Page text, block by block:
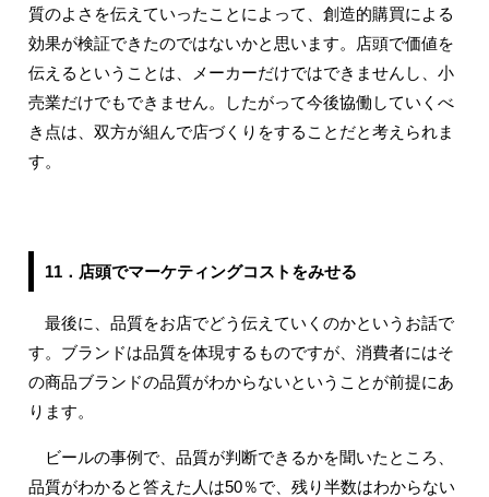
質のよさを伝えていったことによって、創造的購買による
効果が検証できたのではないかと思います。店頭で価値を
伝えるということは、メーカーだけではできませんし、小
売業だけでもできません。したがって今後協働していくべ
き点は、双方が組んで店づくりをすることだと考えられま
す。
11．店頭でマーケティングコストをみせる
最後に、品質をお店でどう伝えていくのかというお話で
す。ブランドは品質を体現するものですが、消費者にはそ
の商品ブランドの品質がわからないということが前提にあ
ります。
ビールの事例で、品質が判断できるかを聞いたところ、
品質がわかると答えた人は50％で、残り半数はわからない